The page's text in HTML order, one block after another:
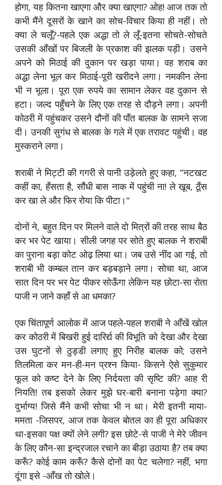
होगा, यह कितना खाएगा और क्या खाएगा? ओह! आज तक तो
कभी मैंने दूसरों के खाने का सोच-विचार किया ही नहीं। तो
क्या ले चलूँ?-पहले एक अद्धा तो ले लूँ-इतना सोचते-सोचते
उसकी आँखों पर बिजली के प्रकाश की झलक पड़ी। उसने
अपने को मिठाई की दुकान पर खड़ा पाया। वह शराब का
अद्धा लेना भूल कर मिठाई-पूरी खरीदने लगा। नमकीन लेना
भी न भूला। पूरा एक रुपये का सामान लेकर वह दुकान से
हटा। जल्द पहुँचने के लिए एक तरह से दौड़ने लगा। अपनी
कोठरी में पहुंचकर उसने दौनों की पाँत बालक के सामने सजा
दी। उनकी सुगंध से बालक के गले में एक तरावट पहुंची। वह
मुस्कराने लगा।
शराबी ने मिट्टी की गगरी से पानी उड़ेलते हुए कहा, “नटखट
कहीं का, हँसता है, सौंधी बास नाक में पहुंची ना! ले खूब, ठूँस
कर खा ले और फिर रोया कि पीटा।“
दोनों ने, बहुत दिन पर मिलने वाले दो मित्रों की तरह साथ बैठ
कर भर पेट खाया। सीली जगह पर सोते हुए बालक ने शराबी
का पुराना बड़ा कोट ओढ़ लिया था। जब उसे नींद आ गई, तो
शराबी भी कम्बल तान कर बड़बड़ाने लगा। सोचा था, आज
सात दिन पर भर पेट पीकर सोऊँगा लेकिन यह छोटा-सा रोता
पाजी न जाने कहाँ से आ धमका?
एक चिंतापूर्ण आलोक में आज पहले-पहल शराबी ने आँखें खोल
कर कोठरी में बिखरी हुई दारिर्द्य की विभूति को देखा और देखा
उस घुटनों से ठुड्डी लगाए हुए निरीह बालक को; उसने
तिलमिला कर मन-ही-मन प्रश्न किया- किसने ऐसे सुकुमार
फूल को कष्ट देने के लिए निर्दयता की सृष्टि की? आह री
नियति! तब इसको लेकर मुझे घर-बारी बनाना पड़ेगा क्या?
दुर्भाग्य! जिसे मैंने कभी सोचा भी न था। मेरी इतनी माया-
ममता -जिसपर, आज तक केवल बोतल का ही पूरा अधिकार
था-इसका पक्ष क्यों लेने लगी? इस छोटे-से पाजी ने मेरे जीवन
के लिए कौन-सा इन्द्रजाल रचाने का बीड़ा उठाया है? तब क्या
करूँ? कोई काम करूँ? कैसे दोनों का पेट चलेगा? नहीं, भगा
दूंगा इसे -आँख तो खोले।